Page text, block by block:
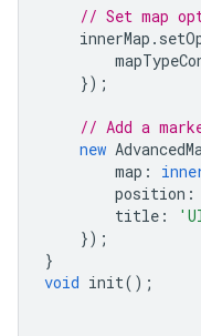
// Set map
innerMap .
});
// Add a
new
map :
position :
title :
});
}
void init();